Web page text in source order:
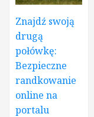
Znajdź swoją
drugą
połówkę:
Bezpieczne
randkowanie
online na
portalu